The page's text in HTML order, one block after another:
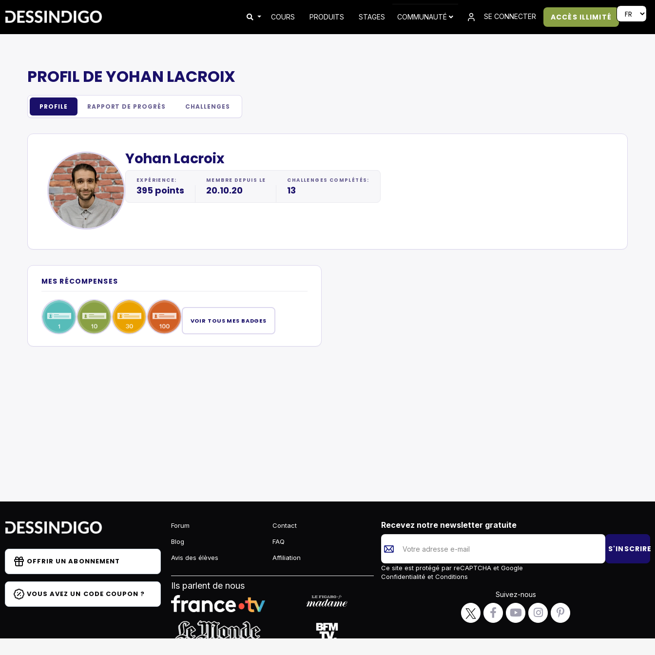
COURS PRODUITS STAGES COMMUNAUTÉ SE CONNECTER ACCÈS ILLIMITÉ
PROFIL DE YOHAN LACROIX
PROFILE RAPPORT DE PROGRÈS CHALLENGES
Yohan Lacroix
EXPÉRIENCE:
395 points
MEMBRE DEPUIS LE
20.10.20
CHALLENGES COMPLÉTÉS:
13
MES RÉCOMPENSES
VOIR TOUS MES BADGES
OFFRIR UN ABONNEMENT
VOUS AVEZ UN CODE COUPON ?
Forum
Blog
Avis des élèves
Contact
FAQ
Affiliation
Ils parlent de nous
Recevez notre newsletter gratuite
S'INSCRIRE
Ce site est protégé par reCAPTCHA et Google
Confidentialitéet Conditions
Suivez-nous